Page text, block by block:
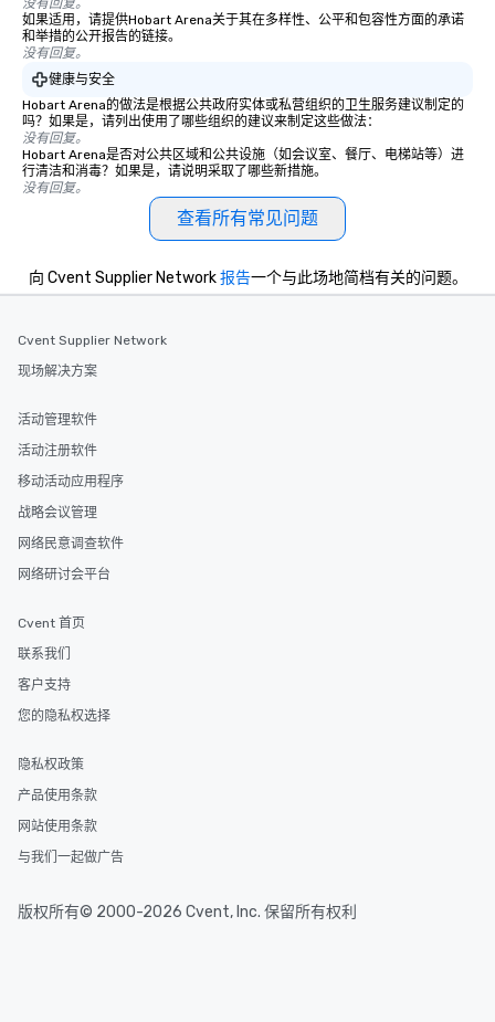
没有回复。
如果适用，请提供Hobart Arena关于其在多样性、公平和包容性方面的承诺
和举措的公开报告的链接。
没有回复。
健康与安全
Hobart Arena的做法是根据公共政府实体或私营组织的卫生服务建议制定的
吗？如果是，请列出使用了哪些组织的建议来制定这些做法：
没有回复。
Hobart Arena是否对公共区域和公共设施（如会议室、餐厅、电梯站等）进
行清洁和消毒？如果是，请说明采取了哪些新措施。
没有回复。
查看所有常见问题
向 Cvent Supplier Network报告一个与此场地简档有关的问题。
Cvent Supplier Network
现场解决方案
活动管理软件
活动注册软件
移动活动应用程序
战略会议管理
网络民意调查软件
网络研讨会平台
Cvent 首页
联系我们
客户支持
您的隐私权选择
隐私权政策
产品使用条款
网站使用条款
与我们一起做广告
版权所有© 2000-2026 Cvent, Inc. 保留所有权利